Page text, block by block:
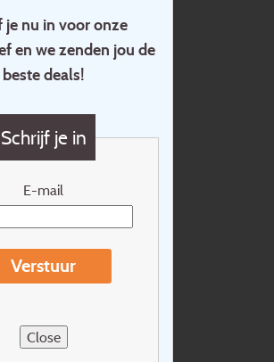
je nu in voor onze
en we zenden jou de
beste deals!
Schrijf je in
E-mail
Verstuur
Close
Home
Contact
Vragen?
Cadeaubon
Nieuwsbrief
Reisvoorwaarden
Sitemap